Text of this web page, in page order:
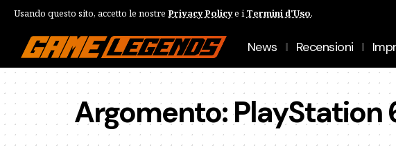
Usando questo sito, accetto le nostre Privacy Policye i Termini d'Uso.
News Recensioni
Argomento:PlayStation